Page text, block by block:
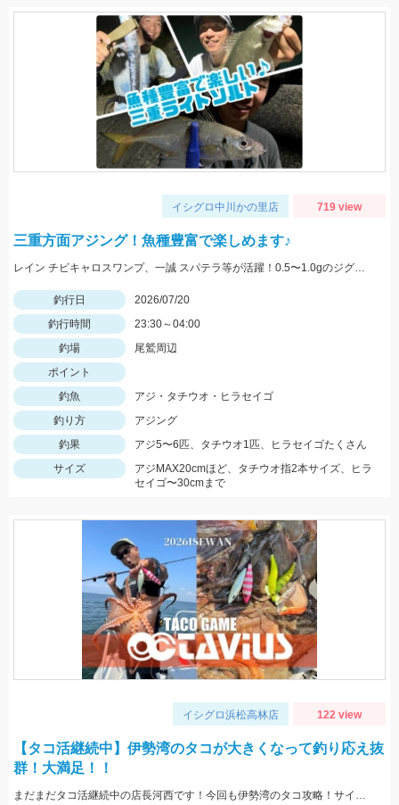
イシグロ中川かの里店 719 view
三重方面アジング！魚種豊富で楽しめます♪
レイン チビキャロスワンプ、一誠 スパテラ等が活躍！0.5〜1.0gのジグヘッドをメインに使用しました！
釣行日
2026/07/20
釣行時間
23:30～04:00
釣場
尾鷲周辺
ポイント
釣魚
アジ・タチウオ・ヒラセイゴ
釣り方
アジング
釣果
アジ5〜6匹、タチウオ1匹、ヒラセイゴたくさん
サイズ
アジMAX20cmほど、タチウオ指2本サイズ、ヒラ
セイゴ〜30cmまで
イシグロ浜松高林店 122 view
【タコ活継続中】伊勢湾のタコが大きくなって釣り応え抜
群！大満足！！
まだまだタコ活継続中の店長河西です！今回も伊勢湾のタコ攻略！サイズが大きくなってきたので釣り応え抜群！！